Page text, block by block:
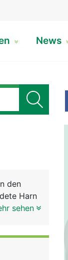
News
den
Harn
die
sehen